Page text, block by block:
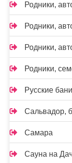
Родники,
Родники,
Родники,
Родники,
Русские
Сальвадор,
Самара
Сауна на